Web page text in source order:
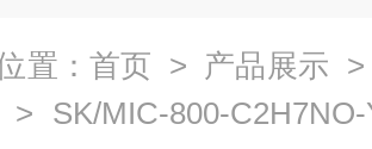
置： 首页 > 产品展示
> SK/MIC-800-